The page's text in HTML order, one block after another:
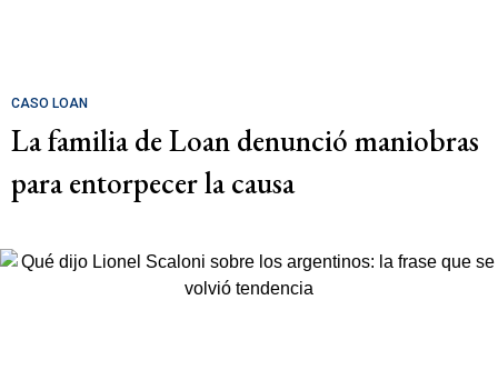
CASO LOAN
La familia de Loan denunció maniobras
para entorpecer la causa